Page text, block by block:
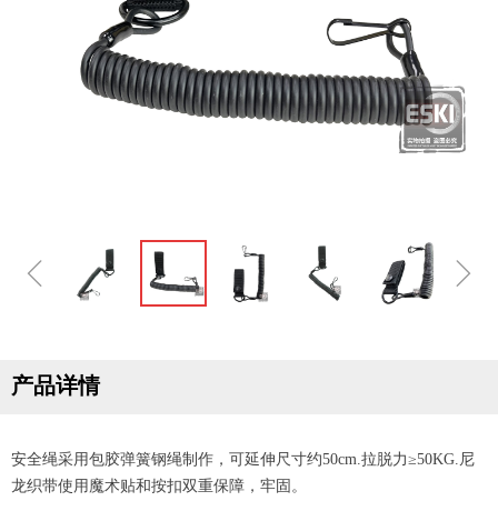
ꁆ ꁇ
安全绳采用包胶弹簧钢绳制作，可延伸尺寸约50cm.拉脱力≥50KG.尼
龙织带使用魔术贴和按扣双重保障，牢固。
产品详情